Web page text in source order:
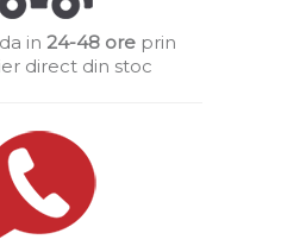
in 24-48 ore prin
direct din stoc